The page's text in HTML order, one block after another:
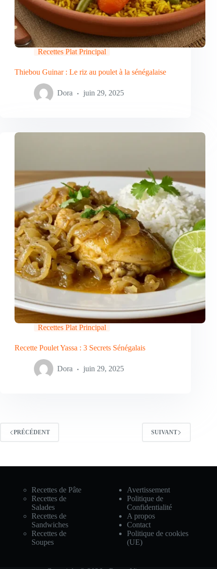
Recettes Plat Principal
Thiebou Guinar : Le riz au poulet à la sénégalaise
Dora juin 29, 2025
Recettes Plat Principal
Recette Poulet Yassa : 3 Secrets Sénégalais
Dora juin 29, 2025
PRÉCÉDENT SUIVANT
Recettes de Pâte
Recettes de
Salades
Recettes de
Sandwiches
Recettes de
Soupes
Avertissement
Politique de
Confidentialité
A propos
Contact
Politique de cookies
(UE)